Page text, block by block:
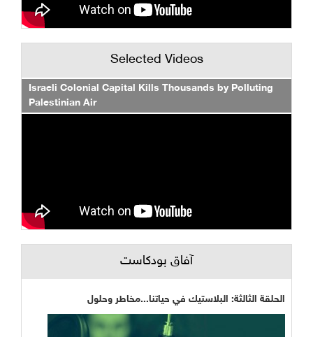
Selected Videos
Israeli Colonial Capital Kills Thousands by Polluting
Palestinian Air
آفاق بودكاست
الحلقة الثالثة: البلاستيك في حياتنا...مخاطر وحلول